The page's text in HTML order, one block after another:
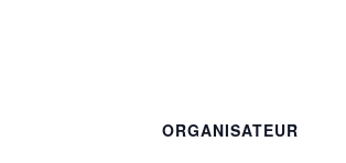
ORGANISATEUR